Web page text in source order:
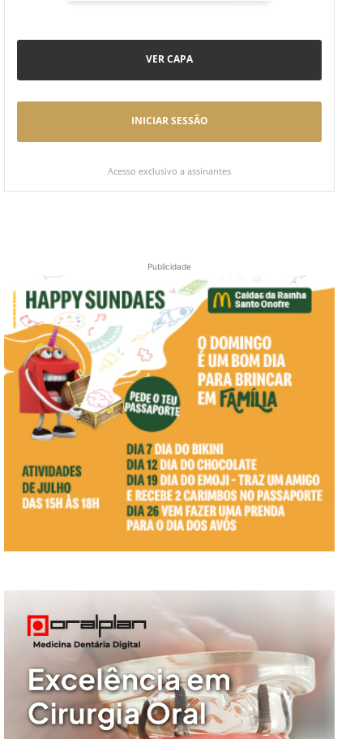
VER CAPA
INICIAR SESSÃO
Acesso exclusivo a assinantes
Publicidade